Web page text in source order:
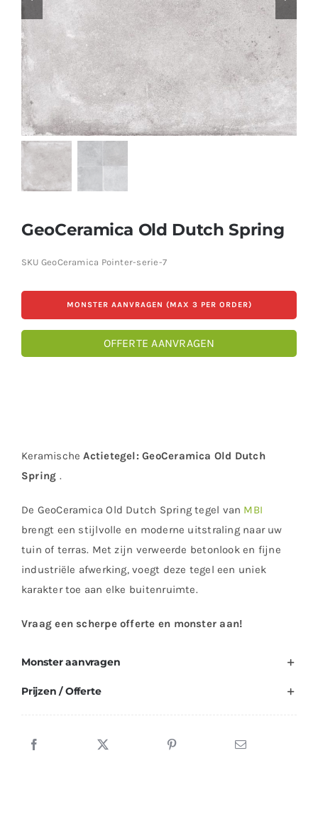
Contact
Offerte aanvragen
GeoCeramica Old Dutch Spring
SKU GeoCeramica Pointer-serie-7
MONSTER AANVRAGEN (MAX 3 PER ORDER)
OFFERTE AANVRAGEN
KeramischeActietegel: GeoCeramica Old Dutch
Spring .
De GeoCeramica Old Dutch Spring tegel van MBI
brengt een stijlvolle en moderne uitstraling naar uw
tuin of terras. Met zijn verweerde betonlook en fijne
industriële afwerking, voegt deze tegel een uniek
karakter toe aan elke buitenruimte.
Vraag een scherpe offerte en monster aan!
Monster aanvragen
Prijzen / Offerte